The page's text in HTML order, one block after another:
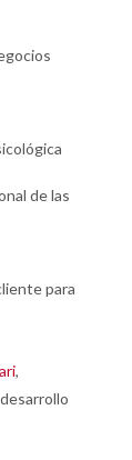
de las
para
,